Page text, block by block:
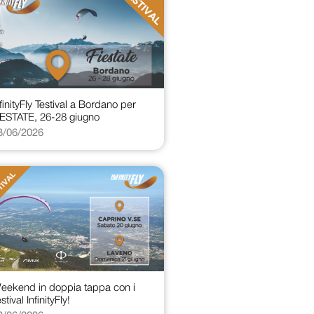
Testival a Bordano per
26-28 giugno
06/2026
in doppia tappa con i
InfinityFly!